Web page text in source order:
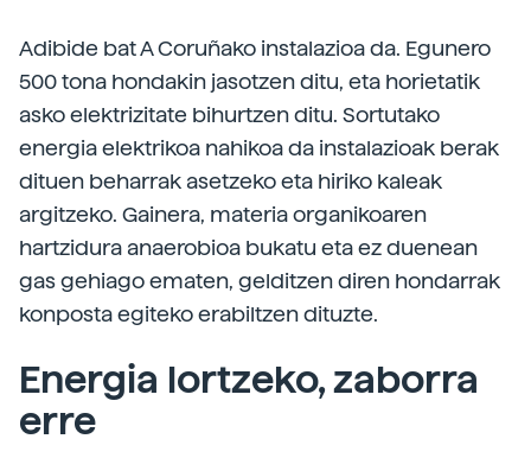
Adibide bat A Coruñako instalazioa da. Egunero
500 tona hondakin jasotzen ditu, eta horietatik
asko elektrizitate bihurtzen ditu. Sortutako
energia elektrikoa nahikoa da instalazioak berak
dituen beharrak asetzeko eta hiriko kaleak
argitzeko. Gainera, materia organikoaren
hartzidura anaerobioa bukatu eta ez duenean
gas gehiago ematen, gelditzen diren hondarrak
konposta egiteko erabiltzen dituzte.
Energia lortzeko, zaborra
erre